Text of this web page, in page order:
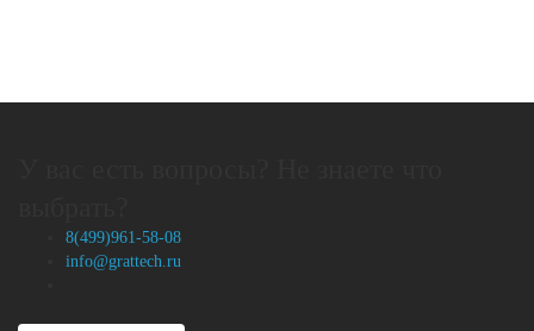
8(499)961-58-08
info@grattech.ru